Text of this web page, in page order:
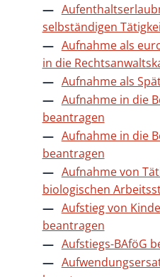
selbständigen
Aufnahme als
in die
Aufnahme als
Aufnahme in die
beantragen
Aufnahme in die
beantragen
Aufnahme von
biologischen
Aufstieg von
beantragen
Aufstiegs-BAföG